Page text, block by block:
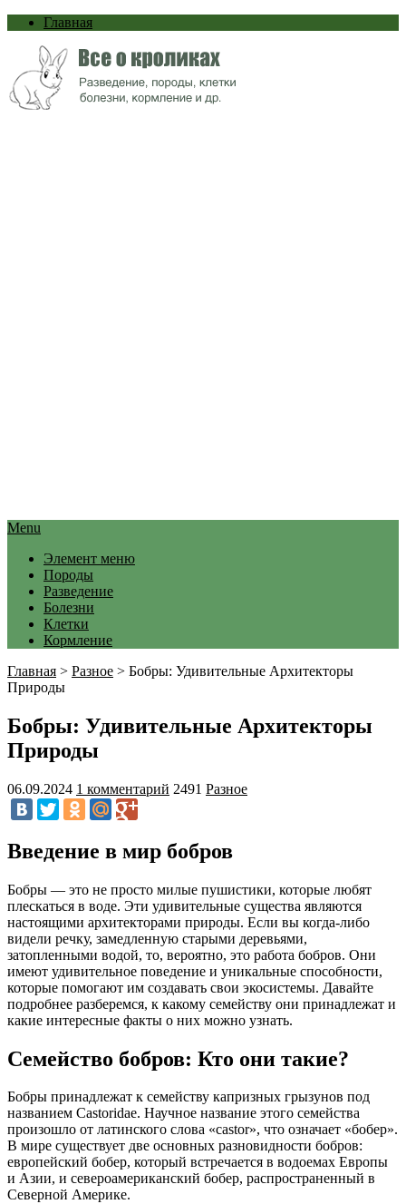
Главная
Menu
Элемент меню
Породы
Разведение
Болезни
Клетки
Кормление
Главная > Разное > Бобры: Удивительные Архитекторы
Природы
Бобры: Удивительные Архитекторы
Природы
06.09.2024 1 комментарий 2491 Разное
Введение в мир бобров
Бобры — это не просто милые пушистики, которые любят
плескаться в воде. Эти удивительные существа являются
настоящими архитекторами природы. Если вы когда-либо
видели речку, замедленную старыми деревьями,
затопленными водой, то, вероятно, это работа бобров. Они
имеют удивительное поведение и уникальные способности,
которые помогают им создавать свои экосистемы. Давайте
подробнее разберемся, к какому семейству они принадлежат и
какие интересные факты о них можно узнать.
Семейство бобров: Кто они такие?
Бобры принадлежат к семейству капризных грызунов под
названием Castoridae. Научное название этого семейства
произошло от латинского слова «castor», что означает «бобер».
В мире существует две основных разновидности бобров:
европейский бобер, который встречается в водоемах Европы
и Азии, и североамериканский бобер, распространенный в
Северной Америке.